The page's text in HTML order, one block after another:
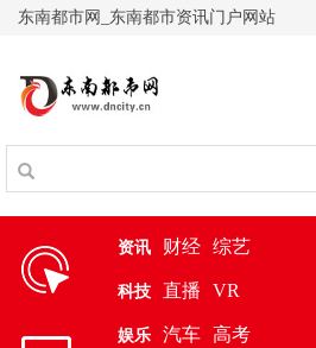
东南都市网_东南都市资讯门户网站
资讯 财经 综艺
科技 直播 VR
娱乐 汽车 高考